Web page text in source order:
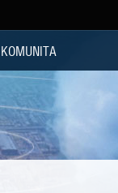
KOMUNITA